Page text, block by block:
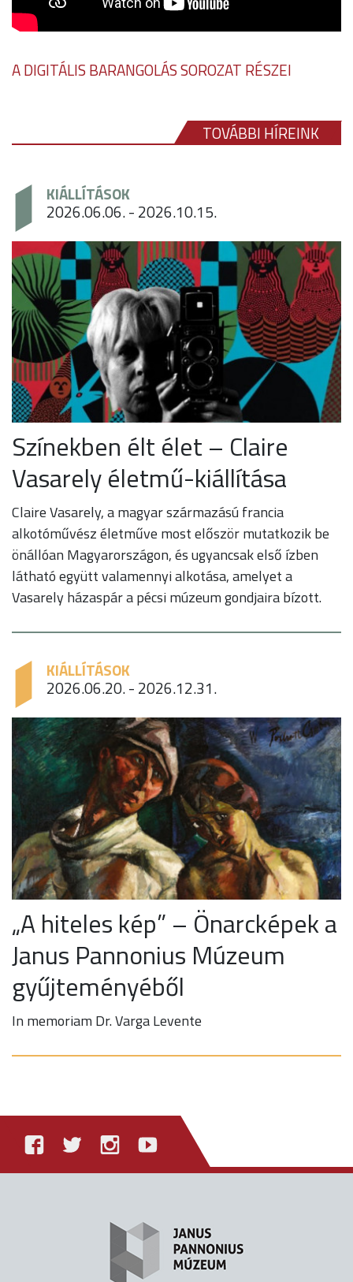
A DIGITÁLIS BARANGOLÁS SOROZAT RÉSZEI
TOVÁBBI HÍREINK
KIÁLLÍTÁSOK
2026.06.06. - 2026.10.15.
Színekben élt élet – Claire
Vasarely életmű-kiállítása
Claire Vasarely, a magyar származású francia
alkotóművész életműve most először mutatkozik be
önállóan Magyarországon, és ugyancsak első ízben
látható együtt valamennyi alkotása, amelyet a
Vasarely házaspár a pécsi múzeum gondjaira bízott.
KIÁLLÍTÁSOK
2026.06.20. - 2026.12.31.
„A hiteles kép” – Önarcképek a
Janus Pannonius Múzeum
gyűjteményéből
In memoriam Dr. Varga Levente